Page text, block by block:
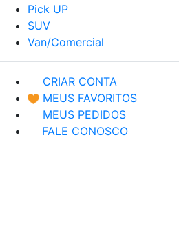
Pick UP
SUV
Van/Comercial
CRIAR CONTA
MEUS FAVORITOS
MEUS PEDIDOS
FALE CONOSCO